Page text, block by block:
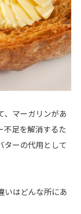
、マーガリンがあ
不足を解消するた
ターの代用として
いはどんな所にあ